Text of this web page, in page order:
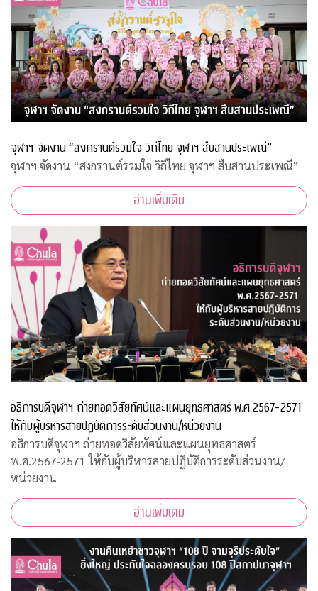
จุฬาฯ จัดงาน “สงกรานต์รวมใจ วิถีไทย จุฬาฯ สืบสานประเพณี”
จุฬาฯ จัดงาน “สงกรานต์รวมใจ วิถีไทย จุฬาฯ สืบสานประเพณี”
อ่านเพิ่มเติม
อธิการบดีจุฬาฯ ถ่ายทอดวิสัยทัศน์และแผนยุทธศาสตร์ พ.ศ.2567-2571
ให้กับผู้บริหารสายปฏิบัติการระดับส่วนงาน/หน่วยงาน
อธิการบดีจุฬาฯ ถ่ายทอดวิสัยทัศน์และแผนยุทธศาสตร์
พ.ศ.2567-2571 ให้กับผู้บริหารสายปฏิบัติการระดับส่วนงาน/
หน่วยงาน
อ่านเพิ่มเติม